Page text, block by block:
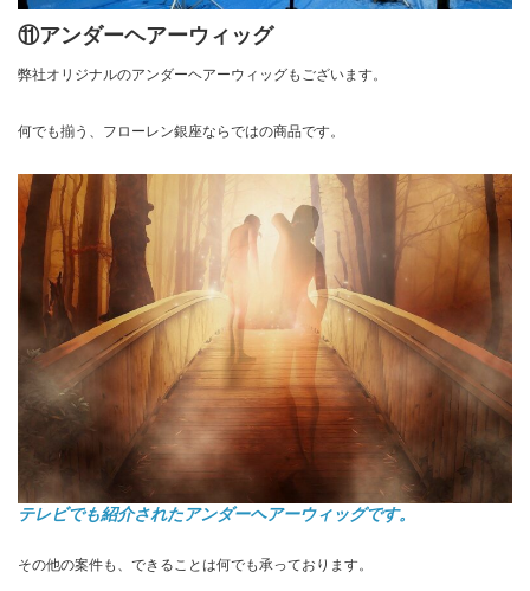
⑪アンダーヘアーウィッグ
弊社オリジナルのアンダーヘアーウィッグもございます。
何でも揃う、フローレン銀座ならではの商品です。
テレビでも紹介されたアンダーヘアーウィッグです。
その他の案件も、できることは何でも承っております。